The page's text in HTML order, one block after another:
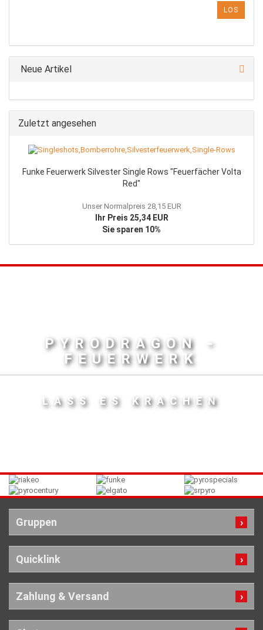
EIN.
LOS
Neue Artikel
Zuletzt angesehen
Funke Feuerwerk Silvester Single Rows "Feuerfächer Volta
Red"
Unser Normalpreis 28,15 EUR
Ihr Preis 25,34 EUR
Sie sparen 10%
PYRODRAGON -
FEUERWERK
LASS ES KRACHEN
Gruppen
Quicklink
Zahlung & Versand